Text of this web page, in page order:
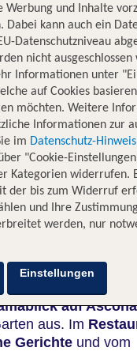
Hotelinformationen
auf
aus. Im
Gerichte und vom
Werbung und Inhalte
Dabei kann auch ein
Datenschutzniveau
nicht ausgeschlossen
Informationen unter
auf Cookies
möchten. Weitere
Informationen zur
im Datenschutz-Hinweis
"Cookie-
Kategorien
der bis zum Widerruf
und Ihre
werden, nur
Einstellungen